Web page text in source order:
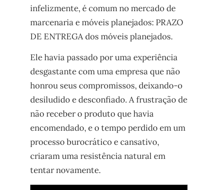
infelizmente, é comum no mercado de
marcenaria e móveis planejados: PRAZO
DE ENTREGA dos móveis planejados.
Ele havia passado por uma experiência
desgastante com uma empresa que não
honrou seus compromissos, deixando-o
desiludido e desconfiado. A frustração de
não receber o produto que havia
encomendado, e o tempo perdido em um
processo burocrático e cansativo,
criaram uma resistência natural em
tentar novamente.